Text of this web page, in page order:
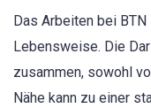
Das Arbeiten bei
Lebensweise. Die
zusammen, sowohl
Nähe kann zu einer